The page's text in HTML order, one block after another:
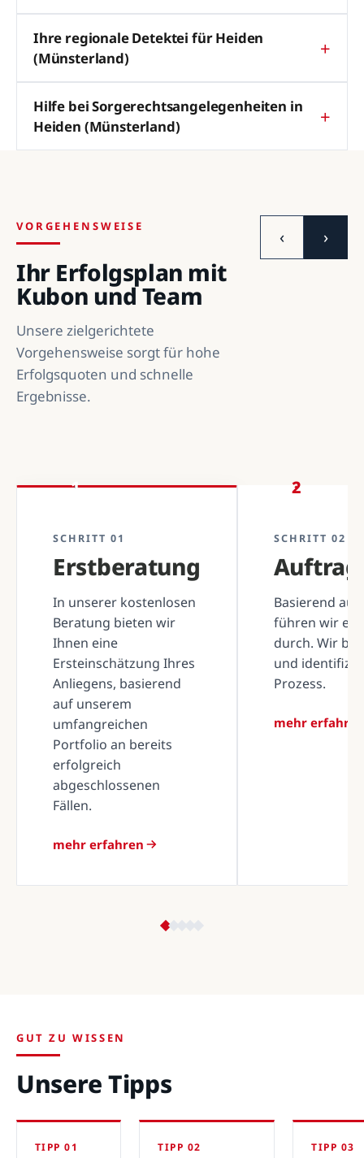
Ihre regionale Detektei für Heiden
(Münsterland)
Hilfe bei Sorgerechtsangelegenheiten in
Heiden (Münsterland)
VORGEHENSWEISE
Ihr Erfolgsplan mit
Kubon und Team
Unsere zielgerichtete
Vorgehensweise sorgt für hohe
Erfolgsquoten und schnelle
Ergebnisse.
‹ ›
1
SCHRITT 01
Erstberatung
In unserer kostenlosen
Beratung bieten wir
Ihnen eine
Ersteinschätzung Ihres
Anliegens, basierend
auf unserem
umfangreichen
Portfolio an bereits
erfolgreich
abgeschlossenen
Fällen.
mehr erfahren
2
SCHRITT 02
Basierend
führen wir
durch. Wir
und
Prozess.
mehr erfahren
GUT ZU WISSEN
Unsere Tipps
TIPP 01 TIPP 02 TIPP 03